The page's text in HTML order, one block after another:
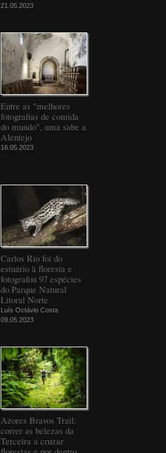
21.05.2023
Entre as "melhores
fotografias de comida
do mundo", uma sabe a
Alentejo
16.05.2023
Carlos Rio foi do
estuário à floresta e
fotografou 97 espécies
do Parque Natural
Litoral Norte
Luís Octávio Costa
09.05.2023
Azores Bravos Trail:
correr as belezas da
Terceira a cruzar